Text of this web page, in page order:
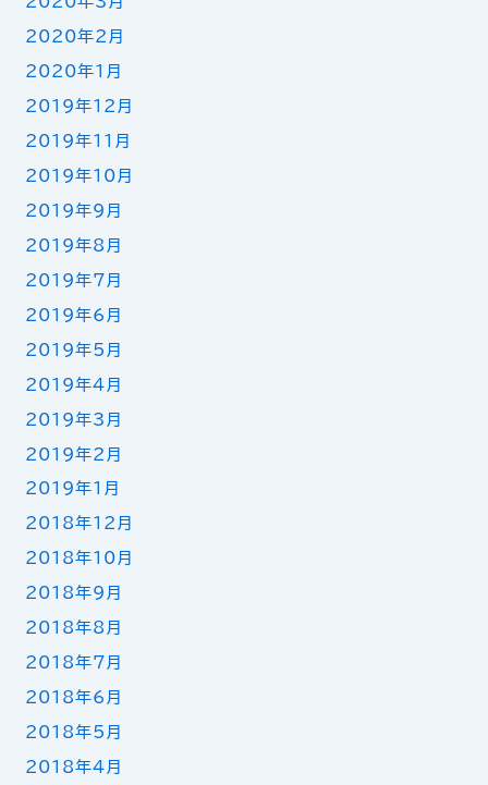
2020年2月
2020年1月
2019年12月
2019年11月
2019年10月
2019年9月
2019年8月
2019年7月
2019年6月
2019年5月
2019年4月
2019年3月
2019年2月
2019年1月
2018年12月
2018年10月
2018年9月
2018年8月
2018年7月
2018年6月
2018年5月
2018年4月